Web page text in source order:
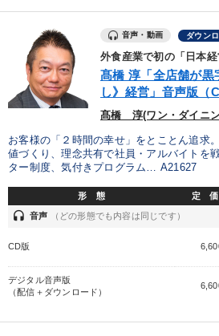
音声・動画 ダウン
外食産業で初の「日本
髙橋 淳「全店舗が黒
し》経営」音声版（
髙橋 淳(ワン・ダイニ
お客様の「２時間の幸せ」をとことん追求
値づくり、理念共有で社員・アルバイトを
ター制度、気付きプログラム… A21627
形 態 定 価
headset 音声 （どの形態でも内容は同じです）
CD版
デジタル音声版
（配信＋ダウンロード）